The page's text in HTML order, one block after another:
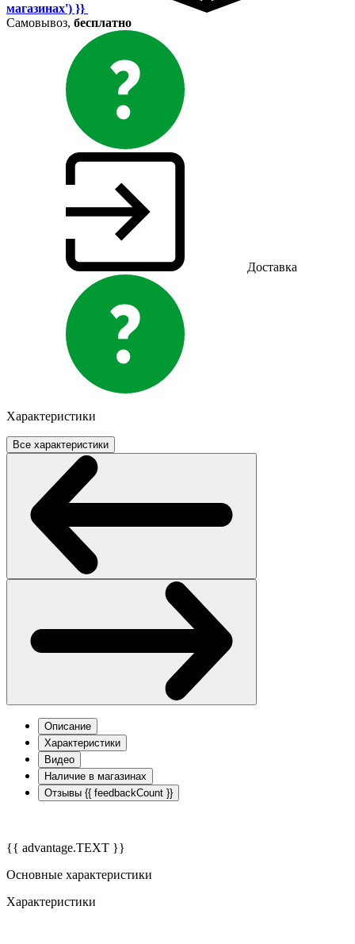
магазинах') }}
Самовывоз, бесплатно
Доставка
Характеристики
Все характеристики
Описание
Характеристики
Видео
Наличие в магазинах
Отзывы {{ feedbackCount }}
{{ advantage.TEXT }}
Основные характеристики
Характеристики